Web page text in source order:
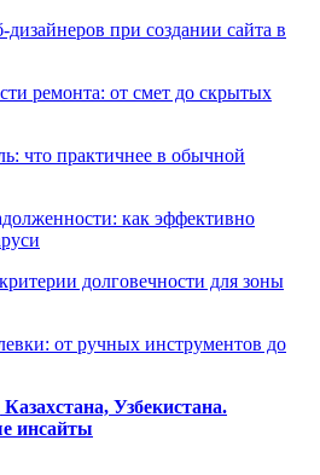
при создании сайта в
ремонта: от смет до скрытых
что практичнее в обычной
как эффективно
долговечности для зоны
от ручных инструментов до
Узбекистана.
инсайты